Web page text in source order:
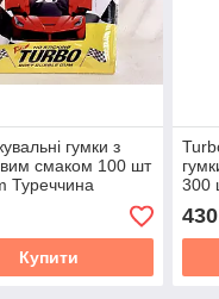
гумки з
смаком 100 шт
Туреччина
Купити
300
430